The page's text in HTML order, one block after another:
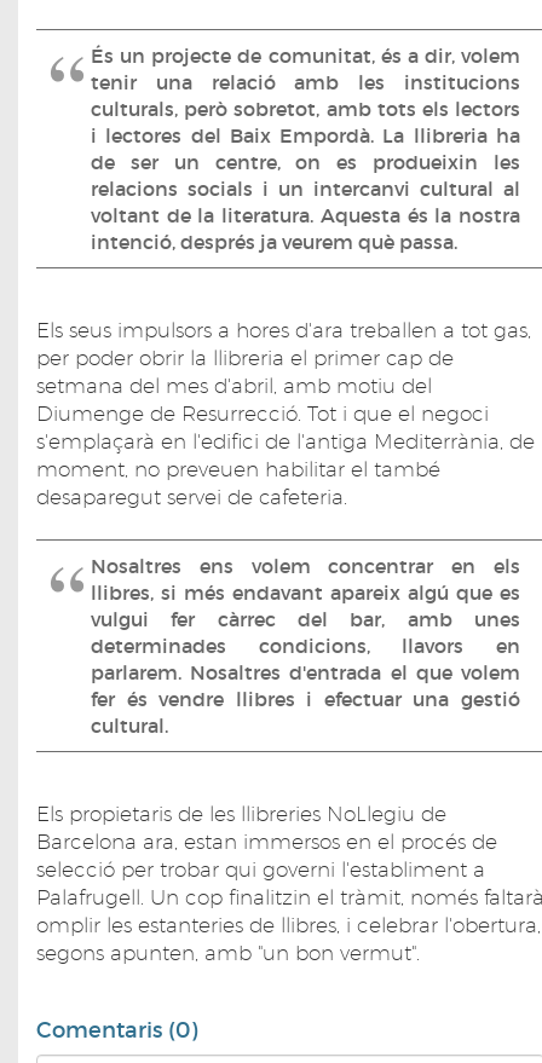
És un projecte de comunitat, és a dir, volem
tenir una relació amb les institucions
culturals, però sobretot, amb tots els lectors
i lectores del Baix Empordà. La llibreria ha
de ser un centre, on es produeixin les
relacions socials i un intercanvi cultural al
voltant de la literatura. Aquesta és la nostra
intenció, després ja veurem què passa.
Els seus impulsors a hores d'ara treballen a tot gas,
per poder obrir la llibreria el primer cap de
setmana del mes d'abril, amb motiu del
Diumenge de Resurrecció. Tot i que el negoci
s'emplaçarà en l'edifici de l'antiga Mediterrània, de
moment, no preveuen habilitar el també
desaparegut servei de cafeteria.
Nosaltres ens volem concentrar en els
llibres, si més endavant apareix algú que es
vulgui fer càrrec del bar, amb unes
determinades condicions, llavors en
parlarem. Nosaltres d'entrada el que volem
fer és vendre llibres i efectuar una gestió
cultural.
Els propietaris de les llibreries NoLlegiu de
Barcelona ara, estan immersos en el procés de
selecció per trobar qui governi l'establiment a
Palafrugell. Un cop finalitzin el tràmit, només
omplir les estanteries de llibres, i celebrar l'obertura,
segons apunten, amb "un bon vermut".
Comentaris (0)